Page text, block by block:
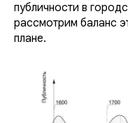
публичности в
рассмотрим баланс
плане.